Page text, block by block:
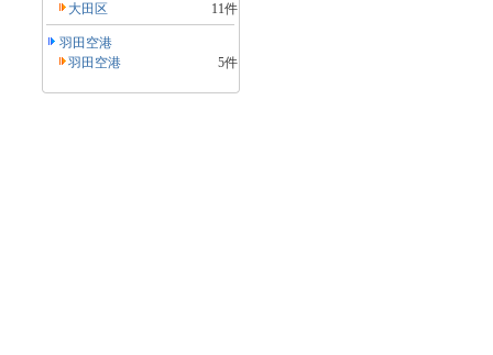
大田区
11件
羽田空港
羽田空港
5件